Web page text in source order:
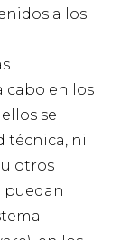
a los
cabo en los
se
técnica, ni
otros
puedan